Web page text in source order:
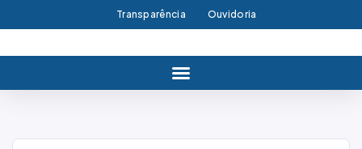
Transparência Ouvidoria